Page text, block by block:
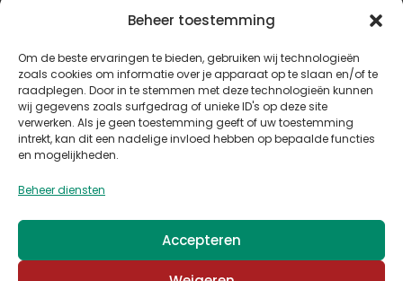
Beheer toestemming
Om de beste ervaringen te bieden, gebruiken wij technologieën
zoals cookies om informatie over je apparaat op te slaan en/of te
raadplegen. Door in te stemmen met deze technologieën kunnen
wij gegevens zoals surfgedrag of unieke ID's op deze site
verwerken. Als je geen toestemming geeft of uw toestemming
intrekt, kan dit een nadelige invloed hebben op bepaalde functies
en mogelijkheden.
Beheer diensten
Accepteren
Seeleman & Hoogendoorn
3628 GD Kockengen
Nederland
+31 (0)346 242 114
info@seehoo.nl
© 2026 Seeleman & Hoogendoorn - Mede mogelijk